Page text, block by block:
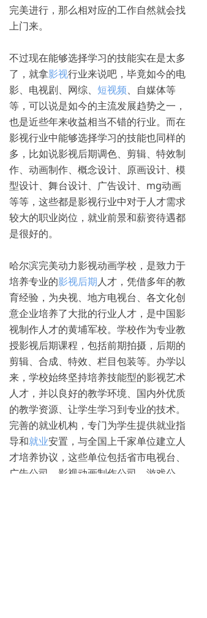
完美进行，那么相对应的工作自然就会找
上门来。
不过现在能够选择学习的技能实在是太多
了，就拿影视行业来说吧，毕竟如今的电
影、电视剧、网综、 短视频、自媒体等
等，可以说是如今的主流发展趋势之一，
也是近些年来收益相当不错的行业。而在
影视行业中能够选择学习的技能也同样的
多，比如说影视后期调色、剪辑、特效制
作、动画制作、概念设计、原画设计、模
型设计、舞台设计、广告设计、mg动画
等等，这些都是影视行业中对于人才需求
较大的职业岗位，就业前景和薪资待遇都
是很好的。
哈尔滨完美动力影视动画学校，是致力于
培养专业的影视后期人才，凭借多年的教
育经验，为央视、地方电视台、各文化创
意企业培养了大批的行业人才，是中国影
视制作人才的黄埔军校。学校作为专业教
授影视后期课程，包括前期拍摄，后期的
剪辑、合成、特效、栏目包装等。办学以
来，学校始终坚持培养技能型的影视艺术
人才，并以良好的教学环境、国内外优质
的教学资源、让学生学习到专业的技术。
完善的就业机构，专门为学生提供就业指
导和就业安置，与全国上千家单位建立人
才培养协议，这些单位包括省市电视台、
广告公司、影视动画制作公司、游戏公